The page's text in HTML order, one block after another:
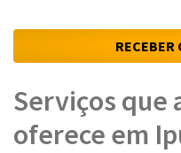
RECEBER
Serviços que
oferece em